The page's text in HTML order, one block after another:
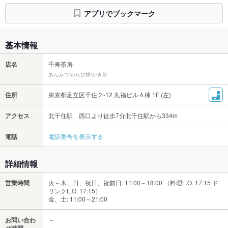
アプリでブックマーク
基本情報
店名 千寿茶房
あんみつ/わらび餅/かき氷
住所 東京都足立区千住２-12 丸福ビルＡ棟 1F (左)
アクセス 北千住駅 西口より徒歩7分北千住駅から334m
電話 電話番号を表示する
詳細情報
営業時間
火～木、日、祝日、祝前日: 11:00～18:00 （料理L.O. 17:15 ド
リンクL.O. 17:15）
金、土: 11:00～21:00
お問い合わ
－